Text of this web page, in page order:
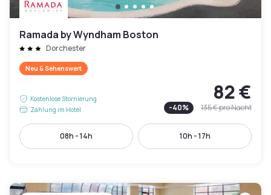
Ramada by Wyndham Boston
Dorchester
Neu & Sehenswert
Kostenlose Stornierung
Zahlung im Hotel
82 €
-40% 135 €pro Nacht
08h - 14h 10h - 17h